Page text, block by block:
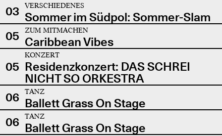
03
VERSCHIEDENES
Sommer im Südpol: Sommer-Slam
05
ZUM MITMACHEN
Caribbean Vibes
05
KONZERT
Residenzkonzert: DAS SCHREI
NICHT SO ORKESTRA
06
TANZ
Ballett Grass On Stage
06
TANZ
Ballett Grass On Stage